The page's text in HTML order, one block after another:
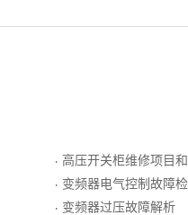
· 高压开关柜维修项目
· 变频器电气控制故障
· 变频器过压故障解析